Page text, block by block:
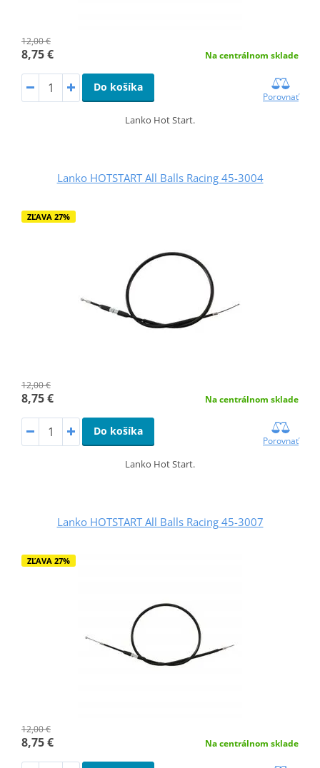
12,00 €
8,75 € Na centrálnom sklade
Do košíka
Porovnať
Lanko Hot Start.
Lanko HOTSTART All Balls Racing 45-3004
ZĽAVA 27%
12,00 €
8,75 € Na centrálnom sklade
Do košíka
Porovnať
Lanko Hot Start.
Lanko HOTSTART All Balls Racing 45-3007
ZĽAVA 27%
12,00 €
8,75 € Na centrálnom sklade